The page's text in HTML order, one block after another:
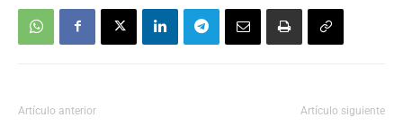
Artículo anterior Artículo siguiente